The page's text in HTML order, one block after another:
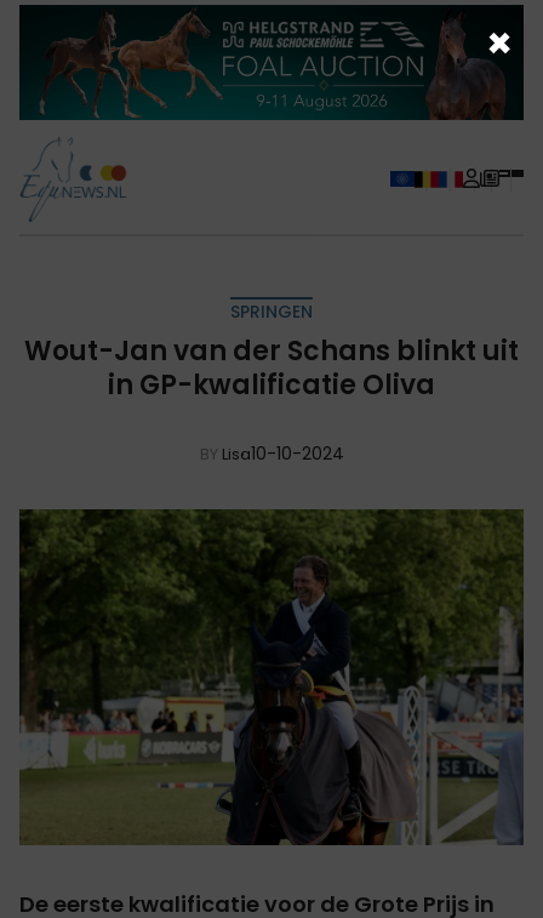
SPRINGEN
Wout-Jan van der Schans blinkt uit
in GP-kwalificatie Oliva
BY Lisa10-10-2024
De eerste kwalificatie voor de Grote Prijs in
×